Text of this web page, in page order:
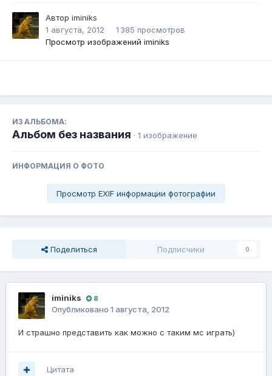
Автор iminiks
1 августа, 2012
1 385 просмотров
Просмотр изображений iminiks
ИЗ АЛЬБОМА:
Альбом без названия · 1 изображение
ИНФОРМАЦИЯ О ФОТО
Просмотр EXIF информации фотографии
Поделиться Подписчики 0
iminiks 8
Опубликовано 1 августа, 2012
И страшно представить как можно с таким мс играть)
Цитата